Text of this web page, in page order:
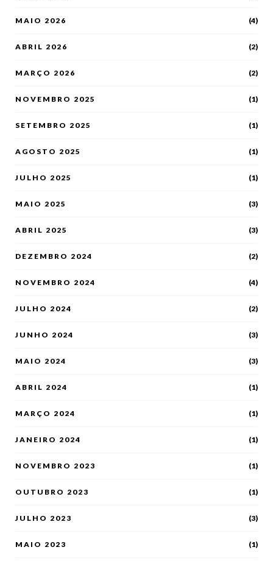
MAIO 2026 (4)
ABRIL 2026 (2)
MARÇO 2026 (2)
NOVEMBRO 2025 (1)
SETEMBRO 2025 (1)
AGOSTO 2025 (1)
JULHO 2025 (1)
MAIO 2025 (3)
ABRIL 2025 (3)
DEZEMBRO 2024 (2)
NOVEMBRO 2024 (4)
JULHO 2024 (2)
JUNHO 2024 (3)
MAIO 2024 (3)
ABRIL 2024 (1)
MARÇO 2024 (1)
JANEIRO 2024 (1)
NOVEMBRO 2023 (1)
OUTUBRO 2023 (1)
JULHO 2023 (3)
MAIO 2023 (1)